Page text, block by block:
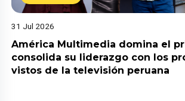
31 Jul 2026
América Multimedia domina el
consolida su liderazgo con los
vistos de la televisión peruana